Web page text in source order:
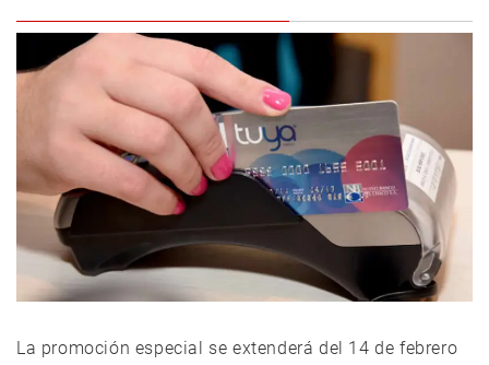
La promoción especial se extenderá del 14 de febrero